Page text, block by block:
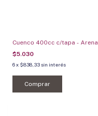
Cuenco 400cc c/tapa - Arena
$5.030
6x $838,33 sin interés
Comprar